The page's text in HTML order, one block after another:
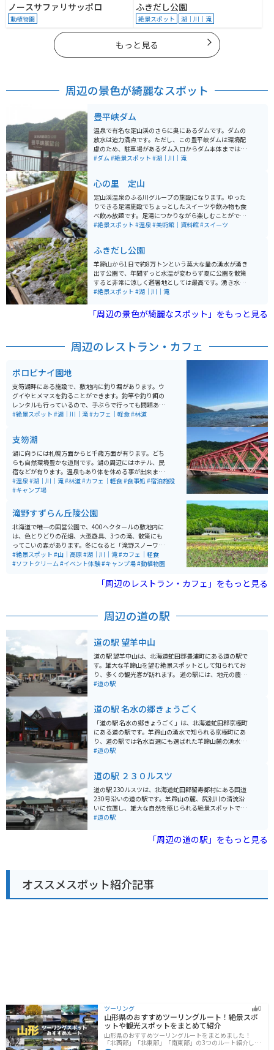
ノースサファリサッポロ
動植物園
ふきだし公園
絶景スポット 湖｜川｜滝
もっと見る
周辺の景色が綺麗なスポット
豊平峡ダム
温泉で有名な定山渓のさらに奥にあるダムです。ダムの
放水は迫力満点です。ただし、この豊平峡ダムは環境配
慮のため、駐車場があるダム入口からダム本体までは電
気バスに乗って行く必要があります（歩くことも可）。
#ダム#絶景スポット #湖｜川｜滝
心の里 定山
定山渓温泉のふる川グループの施設になります。ゆった
りできる足湯施設でちょっとしたスイーツや飲み物も食
べ飲み放題です。足湯につかりながら楽しむことができ
ます。自然専門書のライブラリーや静かに読書を嗜む事
#絶景スポット #温泉#美術館｜資料館#スイーツ
ふきだし公園
羊蹄山から1日で約8万トンという莫大な量の湧水が湧き
出す公園で、年間ずっと水温が変わらず夏に公園を散策
すると非常に涼しく避暑地としては最高です。湧き水は
持って買えることもできます。また、道の駅名水プラザ
す。近くには京極温泉もあるので疲れを癒やしてからま
たツーリングすることもできます。
#絶景スポット #湖｜川｜滝
「周辺の景色が綺麗なスポット」をもっと見る
周辺のレストラン・カフェ
ポロピナイ園地
支笏湖畔にある施設で、敷地内に釣り堀があります。ウ
グイやヒメマスを釣ることができます。釣竿や釣り餌の
レンタルも行っているので、手ぶらで行っても問題あり
ません。しかし、冬期間は営業していないため、注意が
四季折々の自然溢れる風景を見せてくれます。支笏湖で
採れる魚でもっとも代表される魚が「姫鱒（ヒメマ
ス）」で、綺麗な水とプランクトンを多く食べて育った
姫鱒の身は、まさにサーモンピンク色をし、脂がのった
まさに旬の魚です。 姫鱒は、主に市場で取引きされ、料
亭やお寿司店で販売されるため、普段なかなか食べられ
堪能することができます。 日本一水質が良い湖と呼ば
れ、湖の周辺は衛生管理を徹底的にしているだけあっ
て、湖底まで見えるほど透明度が高く、泳いでいる魚が
見えます。近隣には温泉が豊富にあるので、外で冷えた
体を温めることもできます。
#絶景スポット #湖｜川｜滝#カフェ｜軽食#林道
支笏湖
湖に向うには札幌方面からと千歳方面が有ります。どち
らも自然環境豊かな道則です。湖の周辺にはホテル、民
宿などが有ります。温泉もあり体を休める事が出来ま
す。夏は、キャンプも出来ます。ランチだけでも楽しめ
るお店が数軒有ります。
#温泉#湖｜川｜滝#林道#カフェ｜軽食#食事処 #宿泊施設
#キャンプ場
滝野すずらん丘陵公園
北海道で唯一の国営公園で、400ヘクタールの敷地内に
は、色とりどりの花畑、大型遊具、3つの滝、散策にも
ってこいの森があります。冬になると「滝野スノーワー
ルド」と名前を変えて冬季オープンされ、さまざまな雪
遊びを楽しめるスポットです。
#絶景スポット #山｜高原#湖｜川｜滝#カフェ｜軽食
#ソフトクリーム#イベント体験#キャンプ場#動植物園
「周辺のレストラン・カフェ」をもっと見る
周辺の道の駅
道の駅 望羊中山
道の駅 望羊中山は、北海道虻田郡豊浦町にある道の駅で
す。雄大な羊蹄山を望む絶景スポットとして知られてお
り、多くの観光客が訪れます。 道の駅には、地元の農産
物や特産品を販売する直売所や、軽食コーナーがありま
ーヒーやソフトクリームもおすすめです。 バイクで訪れ
る場合は、駐車場も広いため安心して駐車できます。羊
蹄山の周辺には、景色の良いワインディングロードが続
くため、ツーリングにも最適な場所です。 周辺には、羊
蹄山登山口や、ニセコへのアクセスも良く、観光拠点と
#道の駅
道の駅 名水の郷きょうごく
「道の駅 名水の郷きょうごく」は、北海道虻田郡京極町
にある道の駅です。羊蹄山の湧水で知られる京極町にあ
り、道の駅では名水百選にも選ばれた羊蹄山麓の湧水を
汲むことができます。 施設内には、京極町の特産品を販
めます。特に、名水コーヒーや京極町のブランド牛乳を
使ったソフトクリームが人気です。 バイクで訪れる際
は、道の駅から支笏洞爺国立公園やニセコ方面へのアク
セスが良く、ツーリングの拠点としても便利です。羊蹄
山の絶景を眺めながらのツーリングは格別です。また、
かな環境の中で、地元の魅力を満喫できるスポットで
#道の駅
道の駅 ２３０ルスツ
道の駅 230ルスツは、北海道虻田郡留寿都村にある国道
230号沿いの道の駅です。羊蹄山の麓、尻別川の清流沿
いに位置し、雄大な自然を感じられる絶景スポットで
す。 施設内には、地元の新鮮な野菜や特産品を販売する
ーナーがあります。留寿都村はじゃがいもやアスパラガ
スが有名なので、ぜひ味わってみてください。また、ル
のツーリングは最高です。周辺には、支笏洞爺国立公園
など自然豊かな観光スポットも多いので、ツーリングの
拠点としても最適です。
#道の駅
「周辺の道の駅」をもっと見る
オススメスポット紹介記事
ツーリング 0
山形県のおすすめツーリングルート！絶景スポ
ットや観光スポットをまとめて紹介
山形県のおすすめツーリングルートをまとめました！
「北西部」「北東部」「南東部」の3つのルート紹介しま